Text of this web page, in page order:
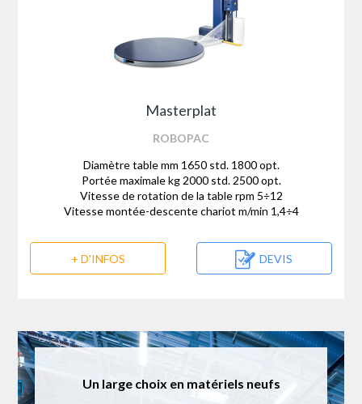
Masterplat
ROBOPAC
Diamètre table mm 1650 std. 1800 opt.
Portée maximale kg 2000 std. 2500 opt.
Vitesse de rotation de la table rpm 5÷12
Vitesse montée-descente chariot m/min 1,4÷4
+ D'INFOS DEVIS
Un large choix en matériels neufs